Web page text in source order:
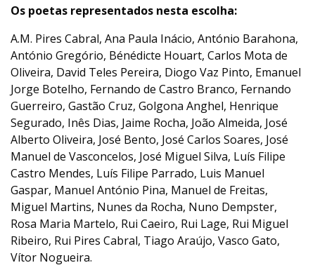
Os poetas representados nesta escolha:
A.M. Pires Cabral, Ana Paula Inácio, António Barahona,
António Gregório, Bénédicte Houart, Carlos Mota de
Oliveira, David Teles Pereira, Diogo Vaz Pinto, Emanuel
Jorge Botelho, Fernando de Castro Branco, Fernando
Guerreiro, Gastão Cruz, Golgona Anghel, Henrique
Segurado, Inês Dias, Jaime Rocha, João Almeida, José
Alberto Oliveira, José Bento, José Carlos Soares, José
Manuel de Vasconcelos, José Miguel Silva, Luís Filipe
Castro Mendes, Luís Filipe Parrado, Luis Manuel
Gaspar, Manuel António Pina, Manuel de Freitas,
Miguel Martins, Nunes da Rocha, Nuno Dempster,
Rosa Maria Martelo, Rui Caeiro, Rui Lage, Rui Miguel
Ribeiro, Rui Pires Cabral, Tiago Araújo, Vasco Gato,
Vítor Nogueira.